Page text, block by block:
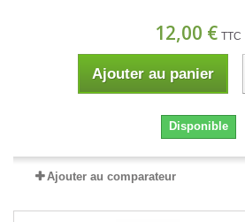
12,00 € TTC
Ajouter au panier
Disponible
Ajouter au comparateur